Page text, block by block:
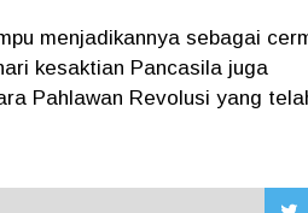
menjadikannya sebagai
kesaktian Pancasila juga
Pahlawan Revolusi yang